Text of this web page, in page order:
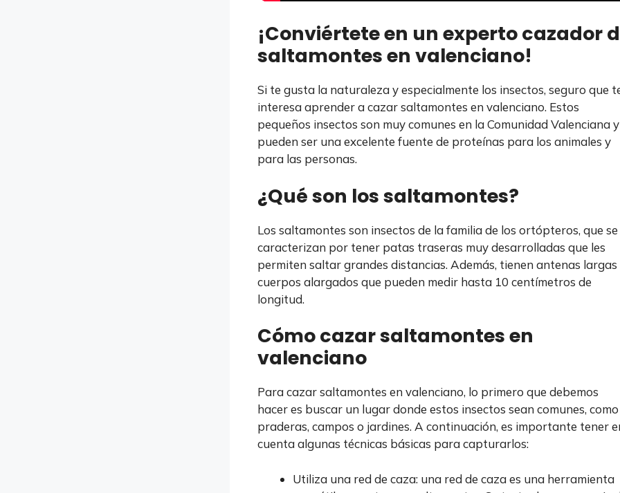
¡Conviértete en un experto cazador
saltamontes en valenciano!
Si te gusta la naturaleza y especialmente los insectos, seguro que
interesa aprender a cazar saltamontes en valenciano. Estos
pequeños insectos son muy comunes en la Comunidad Valenciana y
pueden ser una excelente fuente de proteínas para los animales y
para las personas.
¿Qué son los saltamontes?
Los saltamontes son insectos de la familia de los ortópteros, que se
caracterizan por tener patas traseras muy desarrolladas que les
permiten saltar grandes distancias. Además, tienen antenas largas
cuerpos alargados que pueden medir hasta 10 centímetros de
longitud.
Cómo cazar saltamontes en
valenciano
Para cazar saltamontes en valenciano, lo primero que debemos
hacer es buscar un lugar donde estos insectos sean comunes, como
praderas, campos o jardines. A continuación, es importante tener
cuenta algunas técnicas básicas para capturarlos:
Utiliza una red de caza: una red de caza es una herramienta